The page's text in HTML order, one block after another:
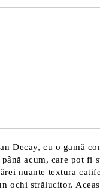
Decay, cu o gamă
acum, care pot fi
nuanțe textura
ochi strălucitor.